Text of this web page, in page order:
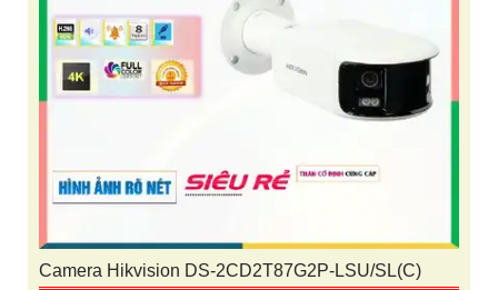
Camera Hikvision DS-2CD2T87G2P-LSU/SL(C)